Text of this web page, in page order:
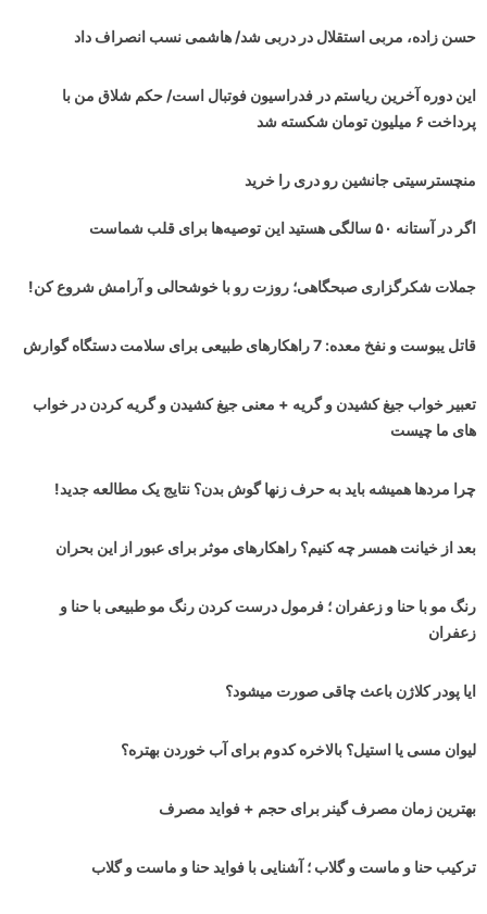
حسن زاده، مربی استقلال در دربی شد/ هاشمی نسب انصراف داد
این دوره آخرین ریاستم در فدراسیون فوتبال است/ حکم شلاق من با
پرداخت ۶ میلیون تومان شکسته شد
منچسترسیتی جانشین رو دری را خرید
اگر در آستانه ۵۰ سالگی هستید این توصیه‌ها برای قلب شماست
جملات شکرگزاری صبحگاهی؛ روزت رو با خوشحالی و آرامش شروع کن!
قاتل یبوست و نفخ معده: 7 راهکارهای طبیعی برای سلامت دستگاه گوارش
تعبیر خواب جیغ کشیدن و گریه + معنی جیغ کشیدن و گریه کردن در خواب
های ما چیست
چرا مردها همیشه باید به حرف زنها گوش بدن؟ نتایج یک مطالعه جدید!
بعد از خیانت همسر چه کنیم؟ راهکارهای موثر برای عبور از این بحران
رنگ مو با حنا و زعفران ؛ فرمول درست کردن رنگ مو طبیعی با حنا و
زعفران
ایا پودر کلاژن باعث چاقی صورت میشود؟
لیوان مسی یا استیل؟ بالاخره کدوم برای آب خوردن بهتره؟
بهترین زمان مصرف گینر برای حجم + فواید مصرف
ترکیب حنا و ماست و گلاب ؛ آشنایی با فواید حنا و ماست و گلاب